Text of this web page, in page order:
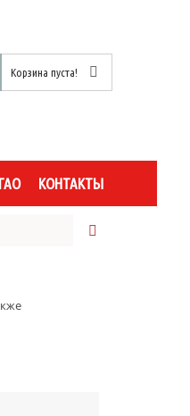
Корзина пуста!
КОНТАКТЫ